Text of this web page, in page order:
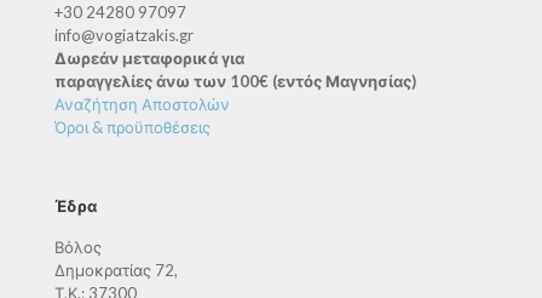
+30 24280 97097
info@vogiatzakis.gr
Δωρεάν μεταφορικά για
παραγγελίες άνω των 100€ (εντός Μαγνησίας)
Αναζήτηση Αποστολών
Όροι & προϋποθέσεις
Έδρα
Βόλος
Δημοκρατίας 72,
Τ.Κ.: 37300